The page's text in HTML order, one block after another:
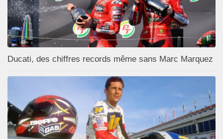
Ducati, des chiffres records même sans Marc Marquez